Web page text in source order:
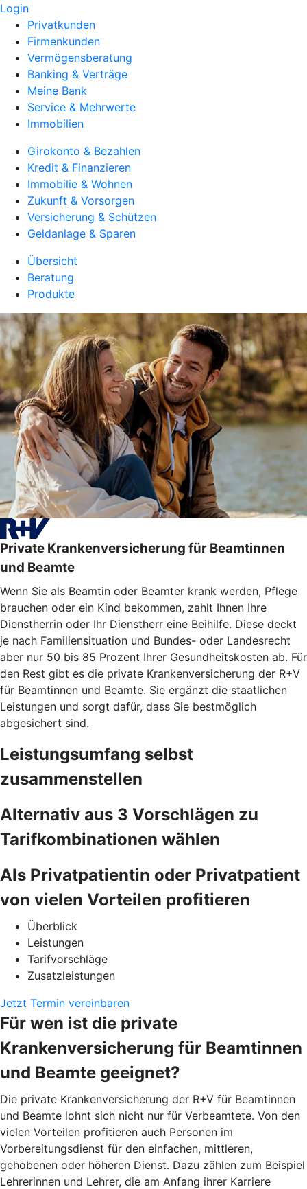
Login
Privatkunden
Firmenkunden
Vermögensberatung
Banking & Verträge
Meine Bank
Service & Mehrwerte
Immobilien
Girokonto & Bezahlen
Kredit & Finanzieren
Immobilie & Wohnen
Zukunft & Vorsorgen
Versicherung & Schützen
Geldanlage & Sparen
Übersicht
Beratung
Produkte
Private Krankenversicherung für Beamtinnen
und Beamte
Wenn Sie als Beamtin oder Beamter krank werden, Pflege
brauchen oder ein Kind bekommen, zahlt Ihnen Ihre
Dienstherrin oder Ihr Dienstherr eine Beihilfe. Diese deckt
je nach Familiensituation und Bundes- oder Landesrecht
aber nur 50 bis 85 Prozent Ihrer Gesundheitskosten ab. Für
den Rest gibt es die private Krankenversicherung der R+V
für Beamtinnen und Beamte. Sie ergänzt die staatlichen
Leistungen und sorgt dafür, dass Sie bestmöglich
abgesichert sind.
Leistungsumfang selbst
zusammenstellen
Alternativ aus 3 Vorschlägen zu
Tarifkombinationen wählen
Als Privatpatientin oder Privatpatient
von vielen Vorteilen profitieren
Überblick
Leistungen
Tarifvorschläge
Zusatzleistungen
Jetzt Termin vereinbaren
Für wen ist die private
Krankenversicherung für Beamtinnen
und Beamte geeignet?
Die private Krankenversicherung der R+V für Beamtinnen
und Beamte lohnt sich nicht nur für Verbeamtete. Von den
vielen Vorteilen profitieren auch Personen im
Vorbereitungsdienst für den einfachen, mittleren,
gehobenen oder höheren Dienst. Dazu zählen zum Beispiel
Lehrerinnen und Lehrer, die am Anfang ihrer Karriere